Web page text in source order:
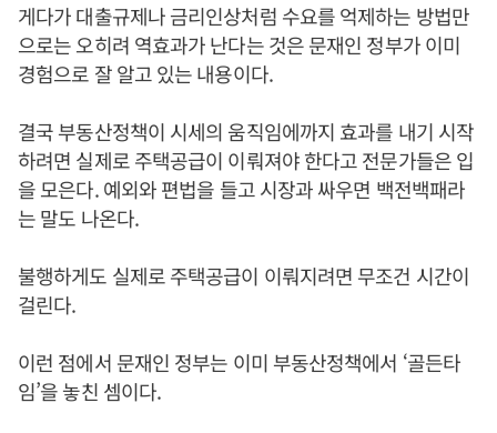
게다가 대출규제나 금리인상처럼 수요를 억제하는 방법만
으로는 오히려 역효과가 난다는 것은 문재인 정부가 이미
경험으로 잘 알고 있는 내용이다.
결국 부동산정책이 시세의 움직임에까지 효과를 내기 시작
하려면 실제로 주택공급이 이뤄져야 한다고 전문가들은 입
을 모은다. 예외와 편법을 들고 시장과 싸우면 백전백패라
는 말도 나온다.
불행하게도 실제로 주택공급이 이뤄지려면 무조건 시간이
걸린다.
이런 점에서 문재인 정부는 이미 부동산정책에서 ‘골든타
임’을 놓친 셈이다.